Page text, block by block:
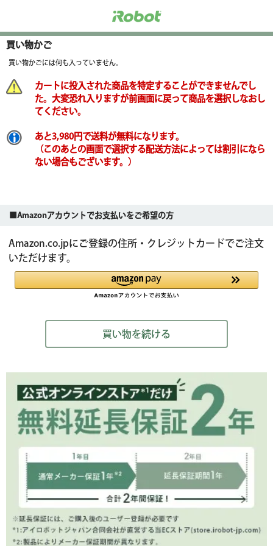
買い物かご
買い物かごには何も入っていません。
カートに投入された商品を特定することができませんでし
た。大変恐れ入りますが前画面に戻って商品を選択しなおし
てください。
あと3,980円で送料が無料になります。
（このあとの画面で選択する配送方法によっては割引になら
ない場合もございます。）
■Amazonアカウントでお支払いをご希望の方
Amazon.co.jpにご登録の住所・クレジットカードでご注文
いただけます。
買い物を続ける